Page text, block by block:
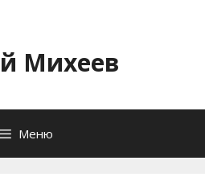
Михеев
Меню